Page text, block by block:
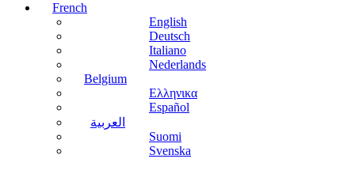
French
English
Deutsch
Italiano
Nederlands
Belgium
Ελληνικα
Español
العربية
Suomi
Svenska